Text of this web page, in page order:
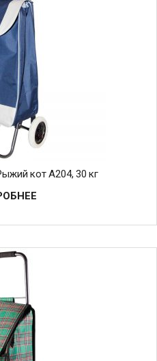
кот A204, 30 кг